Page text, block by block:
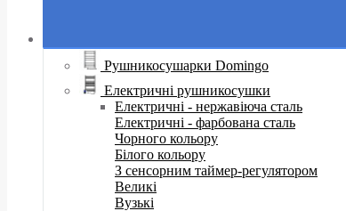
Рушникосушарки Domingo
Електричні рушникосушки
Електричні - нержавіюча сталь
Електричні - фарбована сталь
Чорного кольору
Білого кольору
З сенсорним таймер-регулятором
Великі
Вузькі